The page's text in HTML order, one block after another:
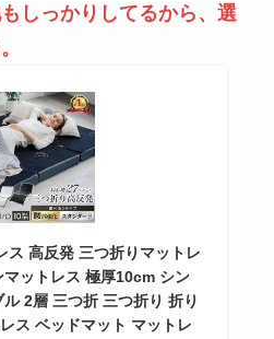
しっかりしてるから、選
ス 高反発 三つ折りマットレ
マットレス 極厚10cm シン
2層 三つ折 三つ折り 折り
ス ベッドマット マットレ